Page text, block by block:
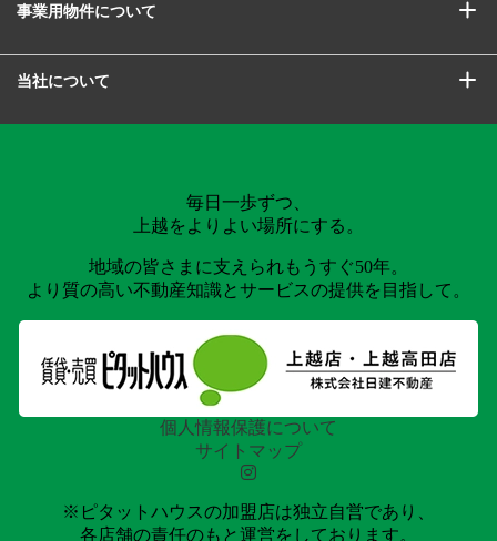
事業用物件について
当社について
毎日一歩ずつ、
上越をよりよい場所にする。
地域の皆さまに支えられもうすぐ50年。
より質の高い不動産知識とサービスの提供を目指して。
個人情報保護について
サイトマップ
※ピタットハウスの加盟店は独立自営であり、
各店舗の責任のもと運営をしております。